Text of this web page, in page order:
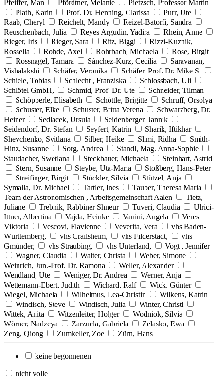
Pfeiffer, Man Pfördtner, Melanie
Pietzsch, Professor Martin
Plath, Karin
Prof. Dr. Henning, Clarissa
Purr, Ute
Raab, Cheryl
Reichelt, Mandy
Reizel-Batorfi, Sandra
Reuschenbach, Julia
Reyes Argudin, Yadira
Rhein, Anne
Rieger, Iris
Rieger, Sara Ritz, Biggi
Rizzi-Kuznik,
Rossella
Rohde, Axel Rohrbach, Michaela
Rose, Birgit
Rossnagel, Tamara
Sánchez-Kurz, Cecilia
Saravanan,
Vishalakshi
Schäfer, Veronika
Schäfer, Prof. Dr. Mike S.
Schiele, Tobias
Schlecht , Franziska
Schlossbach, Uli
Schlötel GmbH,
Schmid, Prof. Dr. Ute
Schneider, Tilman
Schöpperle, Elisabeth
Schöttle, Brigitte
Schruff, Orsolya
Schuster, Elke
Schuster, Britta Verena
Schwarzberg, Dr.
Heiner
Sedlacek, Ursula
Seidenberger, Jannik
Seidendorf, Dr. Stefan
Seyfert, Katrin
Sharik, Iftikhar
Shevchenko, Svitlana
Silber, Heike Slimi, Ridha
Smith-
Hinz, Susanne
Sorg, Andrea
Standl, Mag. Anna-Sophie
Staudacher, Swetlana
Steckbauer, Michaela
Steinhart, Astrid
Stern, Susanne
Steybe, Uta-Maria
Stoßberg, Hans-Peter
Streifinger, Birgit
Stückler, Silvia
Stützel, Anja
Symalla, Dr. Michael
Tartler, Ines
Tauber, Theresa Maria
Team der Astronomischen , Arbeitsgemeinschaft Aalen
Tietz,
Juliane
Trebnik, Rabbiner Shneur Tuveri, Claudia
Ulrici-
Ittner, Albertina
Vajda, Heinke Vanini, Angela
Veres,
Viktoria
Vescovi, Flavienne Veverita, Vera
vhs Baden-
Württemberg,
vhs Crailsheim, vhs Filderstadt,
vhs
Gmünder,
vhs Straubing, vhs Unterland,
Vogt , Jennifer
Wagner, Claudia
Walter, Christa
Weber, Simone
Weinrich, Jun.-Prof. Dr. Ramona
Weller, Alexander
Wendland, Ute
Weniger, Dr. Andrea
Werner, Anja
Wettemann-Ebert, Judith
Wichard, Ralf
Wick, Günter
Wiegel, Michaela
Wilhelmus, Lea-Christin
Wilkens, Katrin
Windisch, Steve
Windisch, Julia
Winter, Christl
Wittek, Anita
Witzenleiter, Holger
Wodniok, Silvia
Wörner, Nadzeya
Zarzuela, Gabriela
Zelasko, Ewa
Zeng, Qiong
Zumkeller, Zoe Zürn, Hans
keine begonnenen
nicht volle